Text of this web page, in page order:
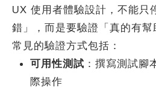
UX 使用者體驗設計，不能只
錯」，而是要驗證「真的有幫
常見的驗證方式包括：
可用性測試 ：撰寫測試腳
際操作